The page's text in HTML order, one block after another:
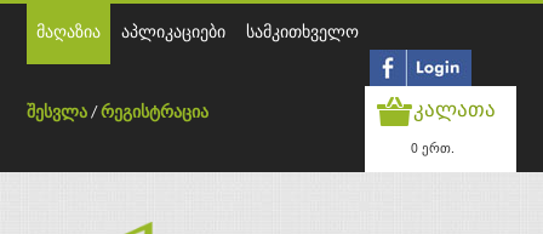
მაღაზია აპლიკაციები სამკითხველო
შესვლა /რეგისტრაცია კალათა
0 ერთ.